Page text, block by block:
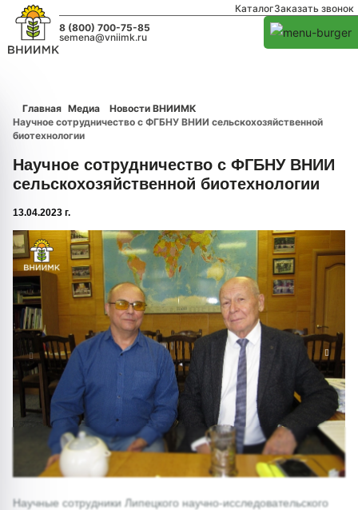
КаталогЗаказать звонок
8 (800) 700-75-85
semena@vniimk.ru
Главная Медиа
Новости ВНИИМК
Научное сотрудничество с ФГБНУ ВНИИ сельскохозяйственной
биотехнологии
Научное сотрудничество с ФГБНУ ВНИИ
сельскохозяйственной биотехнологии
13.04.2023 г.
1/0
Научные сотрудники Липецкого научно-исследовательского